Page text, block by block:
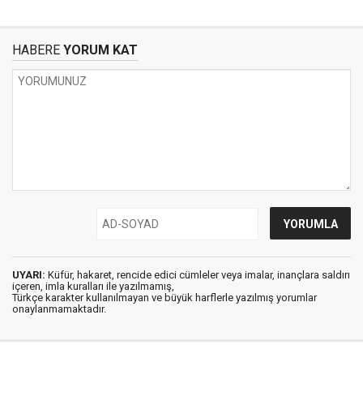
HABERE YORUM KAT
UYARI: Küfür, hakaret, rencide edici cümleler veya imalar, inançlara saldırı
içeren, imla kuralları ile yazılmamış,
Türkçe karakter kullanılmayan ve büyük harflerle yazılmış yorumlar
onaylanmamaktadır.